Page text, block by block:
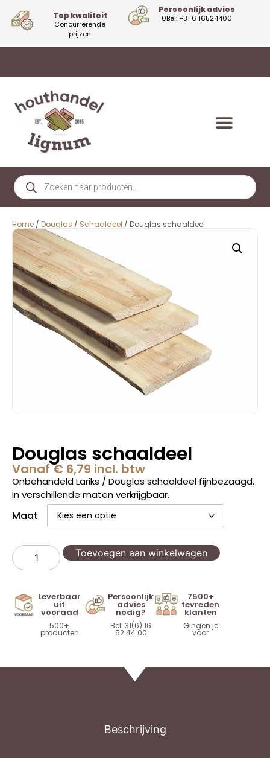
Top kwaliteit
Concurrerende
prijzen
Persoonlijk advies
0Bel: +31 6 16524400
Home / Douglas / Schaaldeel / Douglas schaaldeel
Douglas schaaldeel
Vanaf€ 6,79 incl. btw
Onbehandeld Lariks / Douglas schaaldeel fijnbezaagd.
In verschillende maten verkrijgbaar.
Maat
Toevoegen aan winkelwagen
Leverbaar
uit
vooraad
500+
producten
Persoonlijk
advies
nodig?
Bel: 31(6) 16
52 44 00
7500+
tevreden
klanten
Gingen je
voor
Beschrijving